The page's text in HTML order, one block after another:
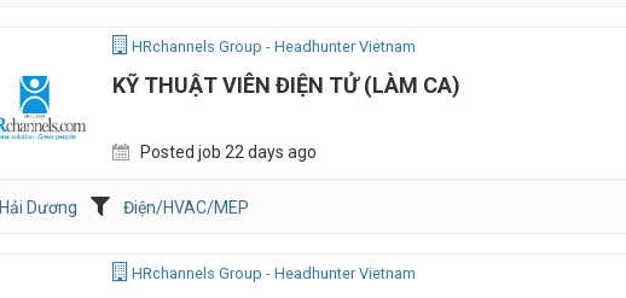
HRchannels Group - Headhunter Vietnam
KỸ THUẬT VIÊN ĐIỆN TỬ (LÀM CA)
Posted job 22 days ago
Hải Dương Điện/HVAC/MEP
HRchannels Group - Headhunter Vietnam